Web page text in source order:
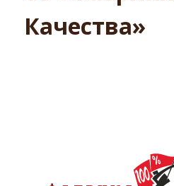
Качества»